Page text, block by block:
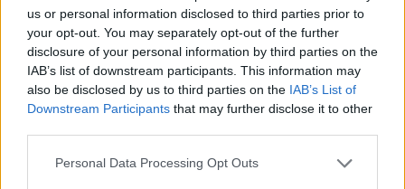
us or personal information disclosed to third parties prior to
your opt-out. You may separately opt-out of the further
disclosure of your personal information by third parties on the
IAB’s list of downstream participants. This information may
also be disclosed by us to third parties on the IAB’s List of
Downstream Participants that may further disclose it to other
Personal Data Processing Opt Outs
Αριστερά ήταν ένα πρωτόγονο μαγειρείο, μια